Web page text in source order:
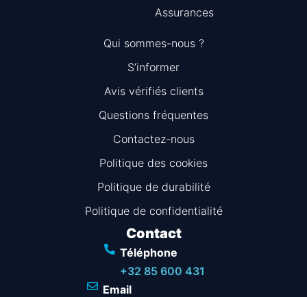
Assurances
Information
Qui sommes-nous ?
S’informer
Avis vérifiés clients
Questions fréquentes
Contactez-nous
Politique des cookies
Politique de durabilité
Politique de confidentialité
Contact
Téléphone
+32 85 600 431
Email